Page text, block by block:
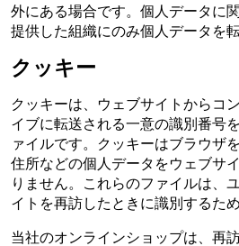
外にある場合です。個人データに
提供した組織にのみ個人データを転
クッキー
クッキーは、ウェブサイトからコ
イブに転送される一意の識別番号
ァイルです。クッキーはブラウザ
住所などの個人データをウェブサ
りません。これらのファイルは、
イトを再訪したときに識別するた
当社のオンラインショップは、再